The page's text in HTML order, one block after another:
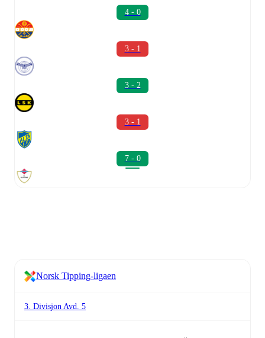
4 - 0
3 - 1
3 - 2
3 - 1
7 - 0
Norsk Tipping-ligaen
3. Divisjon Avd. 5